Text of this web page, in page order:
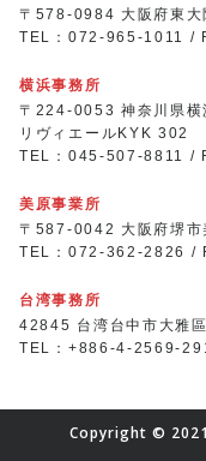
〒578-0984 大阪府東
TEL：072-965-1011 /
横浜事務所
〒224-0053 神奈川県横
リヴィエールKYK 302
TEL：045-507-8811 /
美原事業所
〒587-0042 大阪府堺
TEL：072-362-2826 /
台湾事務所
42845 台湾台中市大雅
TEL：+886-4-2569-
Copyright ©